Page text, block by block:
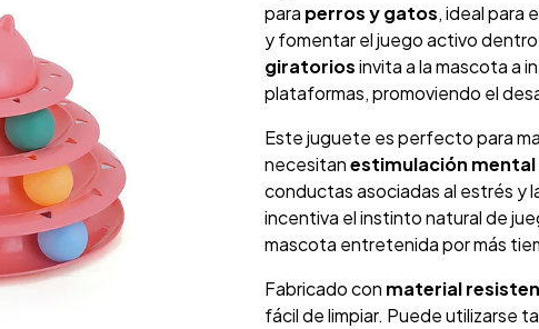
para perros y gatos, ideal para
y fomentar el juego activo
giratoriosinvita a la mascota a
plataformas, promoviendo el
Este juguete es perfecto para
necesitanestimulación
conductas asociadas al estrés y
incentiva el instinto natural de
mascota entretenida por más
Fabricado con material
fácil de limpiar. Puede utilizarse